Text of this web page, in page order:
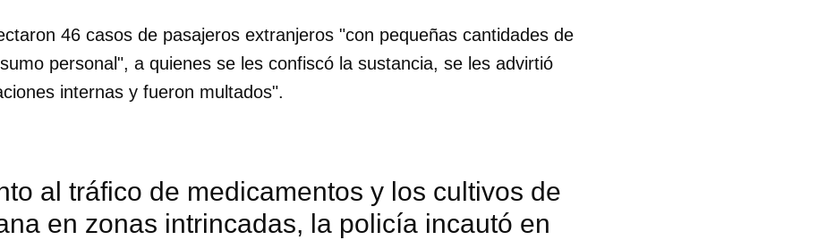
46 casos de pasajeros extranjeros "con pequeñas cantidades de
personal", a quienes se les confiscó la sustancia, se les advirtió
internas y fueron multados".
al tráfico de medicamentos y los cultivos de
en zonas intrincadas, la policía incautó en